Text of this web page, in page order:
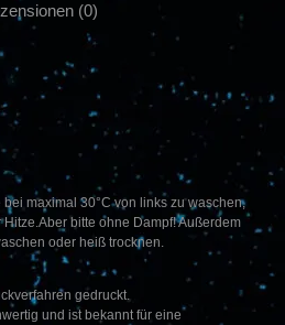
(0)
maximal 30°C von links zu waschen,
bitte ohne Dampf! Außerdem
oder heiß trocknen.
gedruckt.
und ist bekannt für eine